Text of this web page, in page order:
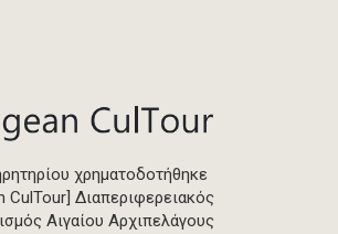
χρηματοδοτήθηκε
Διαπεριφερειακός
Αιγαίου Αρχιπελάγους